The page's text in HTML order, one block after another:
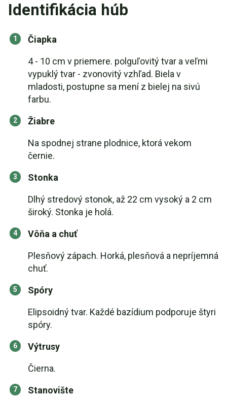
Identifikácia húb
Čiapka
4 - 10 cm v priemere. polguľovitý tvar a veľmi
vypuklý tvar - zvonovitý vzhľad. Biela v
mladosti, postupne sa mení z bielej na sivú
farbu.
Žiabre
Na spodnej strane plodnice, ktorá vekom
černie.
Stonka
Dlhý stredový stonok, až 22 cm vysoký a 2 cm
široký. Stonka je holá.
Vôňa a chuť
Plesňový zápach. Horká, plesňová a nepríjemná
chuť.
Spóry
Elipsoidný tvar. Každé bazídium podporuje štyri
spóry.
Výtrusy
Čierna.
Stanovište